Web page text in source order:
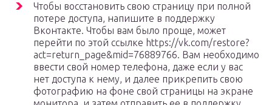
Чтобы восстановить свою страницу при полной
потере доступа, напишите в поддержку
Вконтакте. Чтобы вам было проще, может
перейти по этой ссылке https://vk.com/restore?
act=return_page&mid=76889766. Вам необходимо
ввести свой номер телефона, даже если у вас
нет доступа к нему, и далее прикрепить свою
фотографию на фоне свой страницы на экране